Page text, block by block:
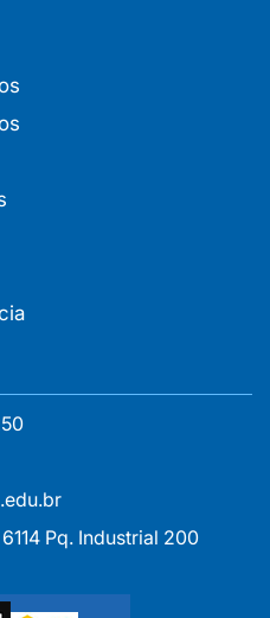
6114 Pq. Industrial 200